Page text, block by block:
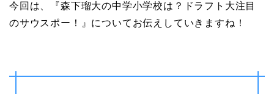
今回は、『森下瑠大の中学小学校は？ドラフト大注目
のサウスポー！』についてお伝えしていきますね！